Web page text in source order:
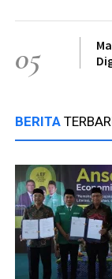
05
BERITA